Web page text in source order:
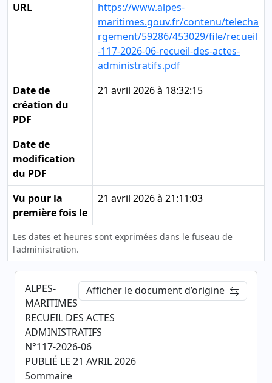
URL
https://www.alpes-
maritimes.gouv.fr/contenu/telecha
rgement/59286/453029/file/recueil
-117-2026-06-recueil-des-actes-
administratifs.pdf
Date de
création du
PDF
21 avril 2026 à 18:32:15
Date de
modification
du PDF
Vu pour la
première fois le
21 avril 2026 à 21:11:03
Les dates et heures sont exprimées dans le fuseau de
l'administration.
Afficher le document d’origine
ALPES-
MARITIMES
RECUEIL DES ACTES
ADMINISTRATIFS
N°117-2026-06
PUBLIÉ LE 21 AVRIL 2026
Sommaire